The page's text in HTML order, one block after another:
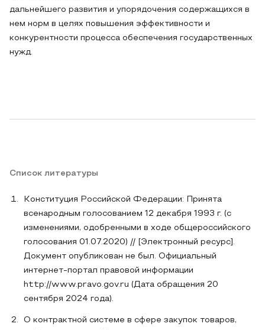
дальнейшего развития и упорядочения содержащихся в
нем норм в целях повышения эффективности и
конкурентности процесса обеспечения государственных
нужд.
Список литературы
Конституция Российской Федерации: Принята
всенародным голосованием 12 декабря 1993 г. (с
изменениями, одобренными в ходе общероссийского
голосования 01.07.2020) // [Электронный ресурс].
Документ опубликован не был. Официальный
интернет-портал правовой информации
http://www.pravo.gov.ru (Дата обращения 20
сентября 2024 года).
О контрактной системе в сфере закупок товаров,